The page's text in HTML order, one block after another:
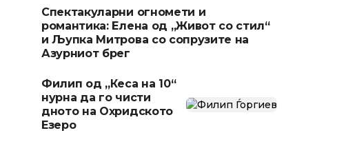
Спектакуларни огномети и
романтика: Елена од „Живот со стил“
и Љупка Митрова со сопрузите на
Азурниот брег
Филип од „Кеса на 10“
нурна да го чисти
дното на Охридското
Езеро